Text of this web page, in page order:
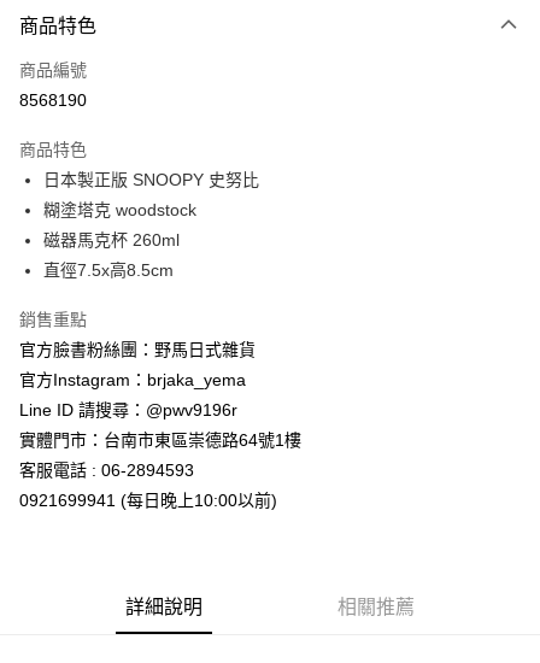
信用卡一次付款
信用卡分期付款
合作金庫商業銀行
華南商業銀行
上海商業儲蓄銀行
國泰世華商業銀行
臺灣中小企業銀行
聯邦商業銀行
元大商業銀行
台新國際商業銀行
台灣樂天信用卡公司
超商取貨付款
LINE Pay
Apple Pay
悠遊付
Google Pay
ATM付款
運送方式
付款後全家取貨
商品特色
商品編號
8568190
商品特色
日本製正版 SNOOPY 史努比
糊塗塔克 woodstock
磁器馬克杯 260ml
直徑7.5x高8.5cm
銷售重點
官方臉書粉絲團：野馬日式雜貨
官方Instagram：brjaka_yema
Line ID 請搜尋：@pwv9196r
實體門市：台南市東區崇德路64號1樓
客服電話 : 06-2894593
0921699941 (每日晚上10:00以前)
詳細說明 相關推薦